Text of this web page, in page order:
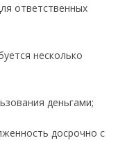
ответственных
несколько
деньгами;
досрочно с